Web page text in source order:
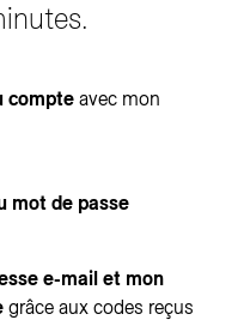
compte avec mon
mot de passe
e-mail et mon
grâce aux codes reçus